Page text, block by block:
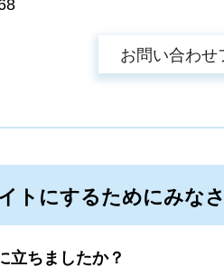
トにするためにみな
立ちましたか？